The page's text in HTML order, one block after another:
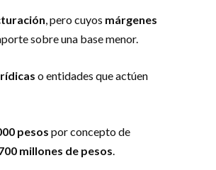
, pero cuyos márgenes
sobre una base menor.
o entidades que actúen
pesos por concepto de
millones de pesos.